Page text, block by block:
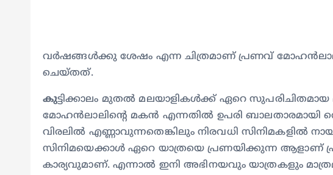
വർഷങ്ങൾക്കു ശേഷം എന്ന ചിത്രമാണ് പ്രണവ്
ചെയ്തത്.
കുട്ടിക്കാലം മുതൽ മലയാളികൾക്ക് ഏറെ
മോഹൻലാലിന്റെ മകൻ എന്നതിൽ ഉപരി ബാലതാരമായി
വിരലിൽ എണ്ണാവുന്നതെങ്കിലും നിരവധി സിനിമകളിൽ
സിനിമയെക്കാൾ ഏറെ യാത്രയെ പ്രണയിക്കുന്ന
കാര്യവുമാണ്. എന്നാൽ ഇനി അഭിനയവും യാത്രകളും